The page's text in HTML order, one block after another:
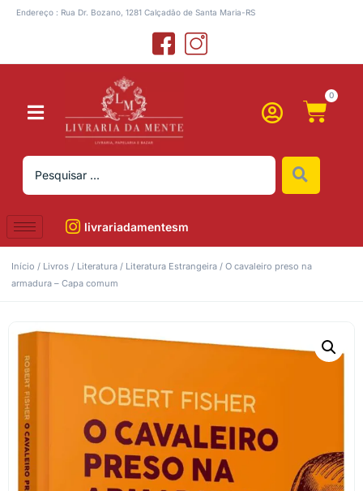
Endereço : Rua Dr. Bozano, 1281 Calçadão de Santa Maria-RS
0
livrariadamentesm
Início / Livros / Literatura / Literatura Estrangeira / O cavaleiro preso na
armadura – Capa comum